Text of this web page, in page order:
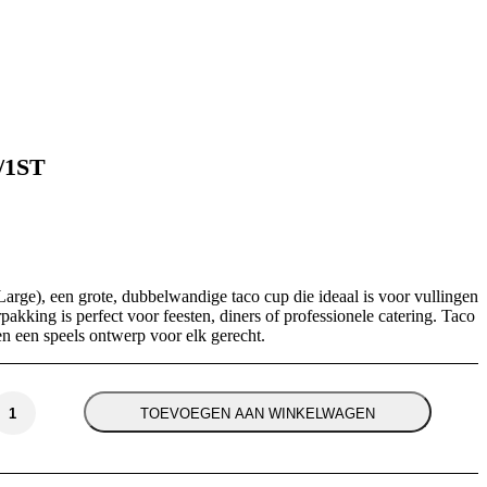
een grote, dubbelwandige taco cup die ideaal is voor vullingen
is perfect voor feesten, diners of professionele catering. Taco
een speels ontwerp voor elk gerecht.
TOEVOEGEN AAN WINKELWAGEN